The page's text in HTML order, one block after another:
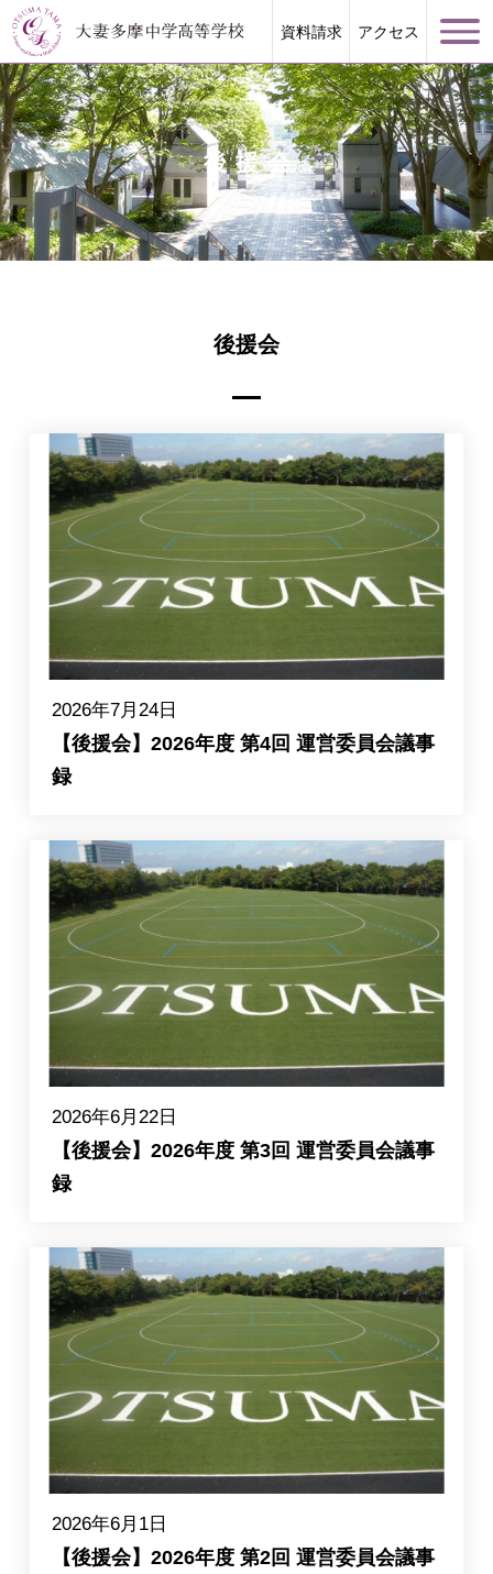
資料請求 アクセス
学校案内
進路指導
入試情報
English
後援会
後援会
2026年7月24日
【後援会】2026年度 第4回 運営委員会議事
録
2026年6月22日
【後援会】2026年度 第3回 運営委員会議事
録
2026年6月1日
【後援会】2026年度 第2回 運営委員会議事